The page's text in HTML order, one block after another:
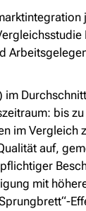
im
bis
im Vergleich
auf,
mit